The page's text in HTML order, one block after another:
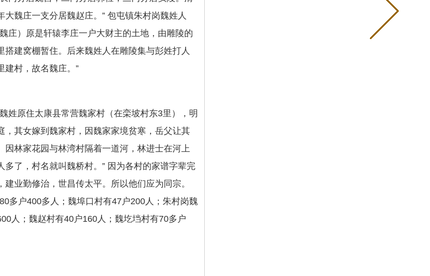
魏庄一支分居魏赵庄。” 包屯镇朱村岗魏姓人
庄）原是轩辕李庄一户大财主的土地，由雕陵的
搭建窝棚暂住。后来魏姓人在雕陵集与彭姓打人
建村，故名魏庄。”
姓原住太康县常营魏家村（在栾坡村东3里），明
，其女嫁到魏家村，因魏家家境贫寒，岳父让其
林家花园与林湾村隔着一道河，林进士在河上
了，村名就叫魏桥村。” 因为各村的家谱字辈完
业勤修治，世昌传太平。所以他们应为同宗。
多户400多人；魏埠口村有47户200人；朱村岗魏
人；魏赵村有40户160人；魏圪垱村有70多户